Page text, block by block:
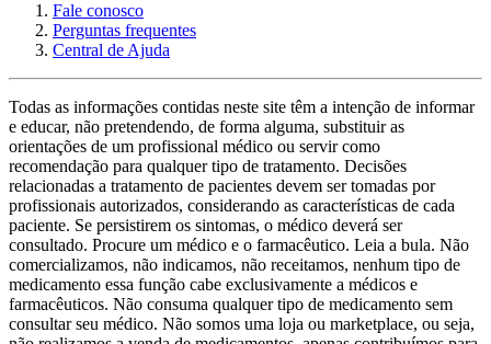
Fale conosco
Perguntas frequentes
Central de Ajuda
Todas as informações contidas neste site têm a intenção de informar
e educar, não pretendendo, de forma alguma, substituir as
orientações de um profissional médico ou servir como
recomendação para qualquer tipo de tratamento. Decisões
relacionadas a tratamento de pacientes devem ser tomadas por
profissionais autorizados, considerando as características de cada
paciente. Se persistirem os sintomas, o médico deverá ser
consultado. Procure um médico e o farmacêutico. Leia a bula. Não
comercializamos, não indicamos, não receitamos, nenhum tipo de
medicamento essa função cabe exclusivamente a médicos e
farmacêuticos. Não consuma qualquer tipo de medicamento sem
consultar seu médico. Não somos uma loja ou marketplace, ou seja,